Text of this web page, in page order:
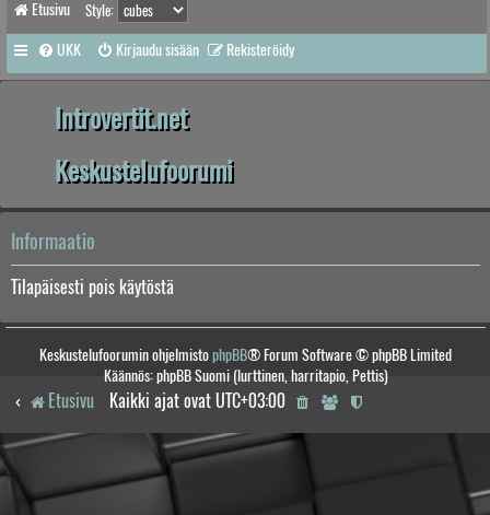
Etusivu Style:
UKK Kirjaudu sisään Rekisteröidy
Introvertit.net
Keskustelufoorumi
Informaatio
Tilapäisesti pois käytöstä
Keskustelufoorumin ohjelmistophpBB® Forum Software © phpBB Limited
Käännös: phpBB Suomi (lurttinen, harritapio, Pettis)
Etusivu Kaikki ajat ovat UTC+03:00